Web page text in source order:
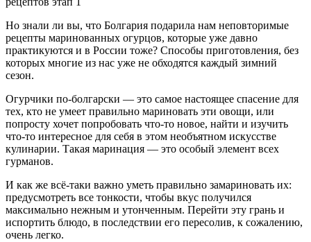
Но знали ли вы, что Болгария подарила нам неповторимые
рецепты маринованных огурцов, которые уже давно
практикуются и в России тоже? Способы приготовления, без
которых многие из нас уже не обходятся каждый зимний
сезон.
Огурчики по-болгарски — это самое настоящее спасение для
тех, кто не умеет правильно мариновать эти овощи, или
попросту хочет попробовать что-то новое, найти и изучить
что-то интересное для себя в этом необъятном искусстве
кулинарии. Такая маринация — это особый элемент всех
гурманов.
И как же всё-таки важно уметь правильно замариновать их:
предусмотреть все тонкости, чтобы вкус получился
максимально нежным и утонченным. Перейти эту грань и
испортить блюдо, в последствии его пересолив, к сожалению,
очень легко.